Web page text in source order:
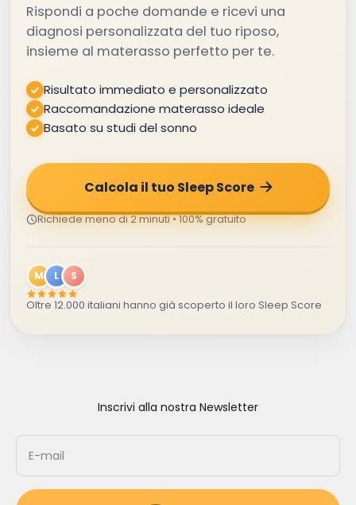
Rispondi a poche domande e ricevi una
diagnosi personalizzata del tuo riposo,
insieme al materasso perfetto per te.
Risultato immediato e personalizzato
Raccomandazione materasso ideale
Basato su studi del sonno
Calcola il tuo Sleep Score
Richiede meno di 2 minuti • 100% gratuito
M L S
Oltre 12.000 italiani hanno già scoperto il loro Sleep Score
Inscrivi alla nostra Newsletter
E-mail